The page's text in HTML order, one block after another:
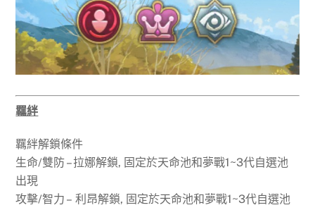
羈絆
羈絆解鎖條件
生命/雙防 – 拉娜解鎖, 固定於天命池和夢戰1~3代自選池
出現
攻擊/智力 – 利昂解鎖, 固定於天命池和夢戰1~3代自選池